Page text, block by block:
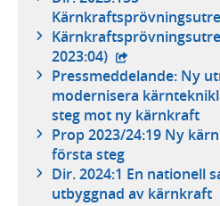
2023:04) - extern
Pressmeddelande: Ny
modernisera
steg mot ny kärnkraft
Prop 2023/24:19 Ny
första steg
Dir. 2024:1 En nationell
utbyggnad av kärnkraft